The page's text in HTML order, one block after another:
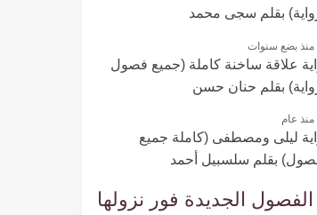
بقلم سجى محمد
منذ بضع سنوات
علاقة ساخنة كاملة (جميع فصول
بقلم حنان حسن
منذ عام
ليلى ومصطفى (كاملة جميع
بقلم سلسبيل أحمد
الفصول الجديدة فور نزولها